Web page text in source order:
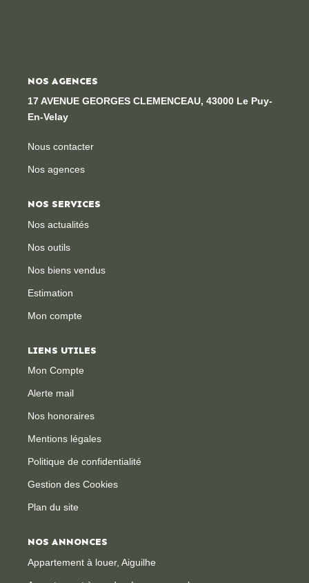
NOS AGENCES
17 AVENUE GEORGES CLEMENCEAU, 43000 Le Puy-
En-Velay
Nous contacter
Nos agences
NOS SERVICES
Nos actualités
Nos outils
Nos biens vendus
Estimation
Mon compte
LIENS UTILES
Mon Compte
Alerte mail
Nos honoraires
Mentions légales
Politique de confidentialité
Gestion des Cookies
Plan du site
NOS ANNONCES
Appartement à louer, Aiguilhe